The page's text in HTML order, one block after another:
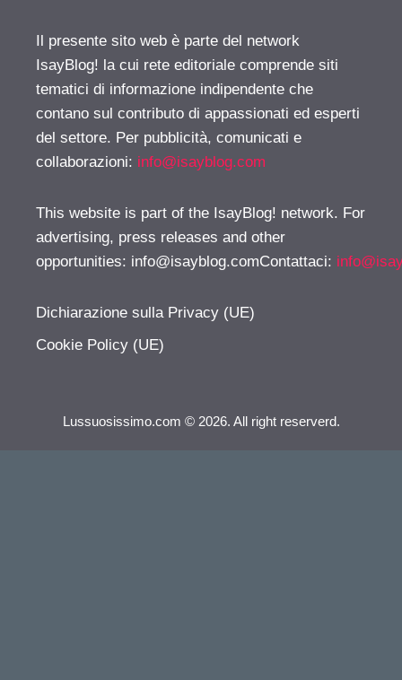
Il presente sito web è parte del network
IsayBlog! la cui rete editoriale comprende siti
tematici di informazione indipendente che
contano sul contributo di appassionati ed esperti
del settore. Per pubblicità, comunicati e
collaborazioni: info@isayblog.com
This website is part of the IsayBlog! network. For
advertising, press releases and other
opportunities: info@isayblog.comContattaci:
Dichiarazione sulla Privacy (UE)
Cookie Policy (UE)
Lussuosissimo.com © 2026. All right reserverd.